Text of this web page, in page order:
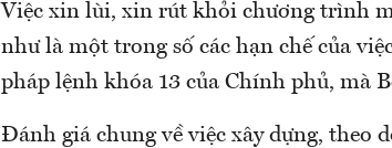
Việc xin lùi, xin rút khỏi chương trình
như là một trong số các hạn chế của
pháp lệnh khóa 13 của Chính phủ, mà
Đánh giá chung về việc xây dựng, theo